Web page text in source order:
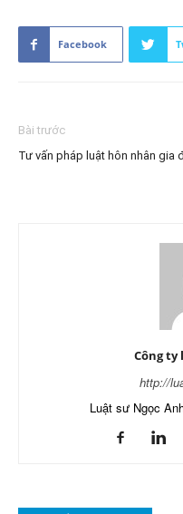
Facebook
Bài trước
Tư vấn pháp luật hôn nhân gia
Công ty
http://
Luật sư Ngọc